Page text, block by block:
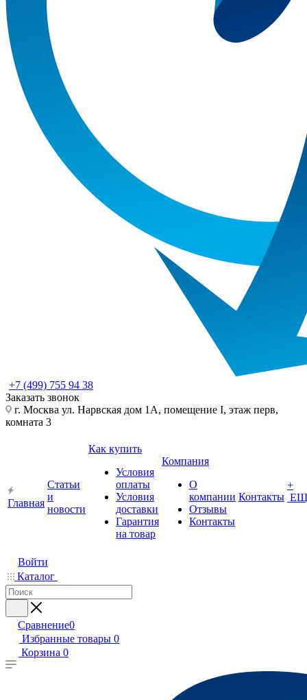
+7 (499) 755 94 38
Заказать звонок
г. Москва ул. Нарвская дом 1А, помещение I, этаж перв,
комната 3
Главная
Статьи
и
новости
Как купить
Условия
оплаты
Условия
доставки
Гарантия
на товар
Компания
О
компании
Отзывы
Контакты
Контакты
+
Войти
Каталог
Сравнение0
Избранные товары 0
Корзина 0